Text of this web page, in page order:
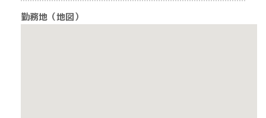
勤務地（地図）